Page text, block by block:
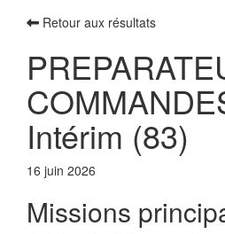
Retour aux résultats
Intérim (83)
16 juin 2026
Missions